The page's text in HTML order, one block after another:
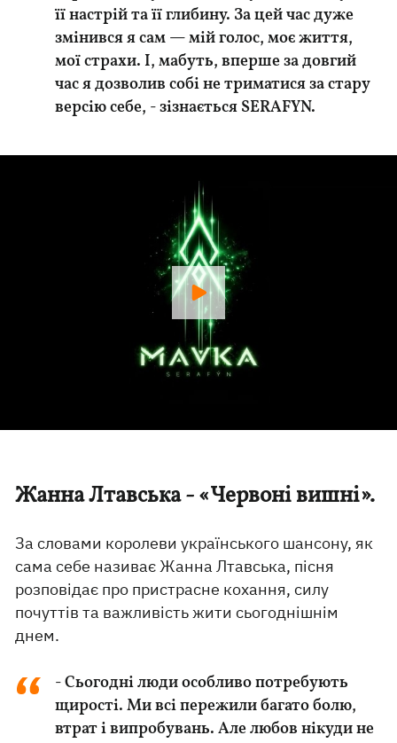
її настрій та її глибину. За цей час дуже
змінився я сам — мій голос, моє життя,
мої страхи. І, мабуть, вперше за довгий
час я дозволив собі не триматися за стару
версію себе, - зізнається SERAFYN.
Жанна Лтавська - «Червоні вишні».
За словами королеви українського шансону, як
сама себе називає Жанна Лтавська, пісня
розповідає про пристрасне кохання, силу
почуттів та важливість жити сьогоднішнім
днем.
- Сьогодні люди особливо потребують
щирості. Ми всі пережили багато болю,
втрат і випробувань. Але любов нікуди не